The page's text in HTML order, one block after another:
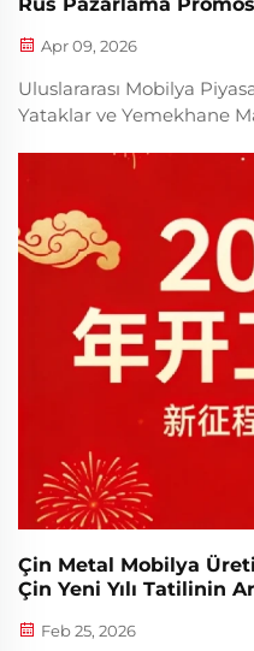
Apr 09, 2026
Uluslararası Mobilya
Yataklar ve Yemekhane
pazarların özelliklerini
ayrıca şu anda bazı yeni
ma...
Çin Metal Mobilya
Çin Yeni Yılı Tatilinin
Feb 25, 2026